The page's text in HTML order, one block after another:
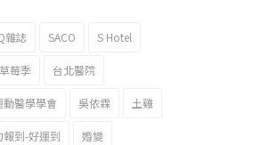
雜誌 SACO S Hotel
莓季 台北醫院
動醫學學會 吳依霖 土雞
報到-好運到 婚變